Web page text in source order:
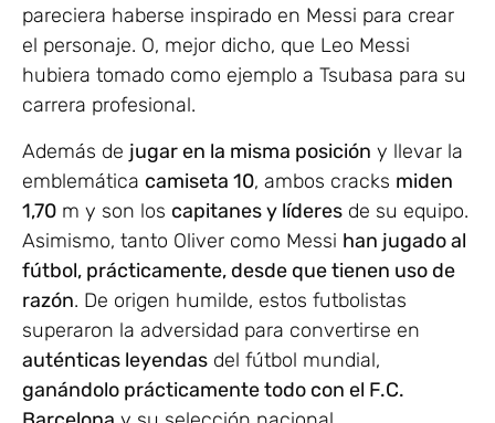
pareciera haberse inspirado en Messi para crear
el personaje. O, mejor dicho, que Leo Messi
hubiera tomado como ejemplo a Tsubasa para su
carrera profesional.
Además de jugar en la misma posición y llevar la
emblemática camiseta 10, ambos cracks miden
1,70 m y son los capitanes y líderes de su equipo.
Asimismo, tanto Oliver como Messi han jugado al
fútbol, prácticamente, desde que tienen uso de
razón. De origen humilde, estos futbolistas
superaron la adversidad para convertirse en
auténticas leyendas del fútbol mundial,
ganándolo prácticamente todo con el F.C.